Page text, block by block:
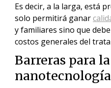
Es decir, a la larga, está
solo permitirá ganar
y familiares sino que
costos generales del
Barreras para la
nanotecnología